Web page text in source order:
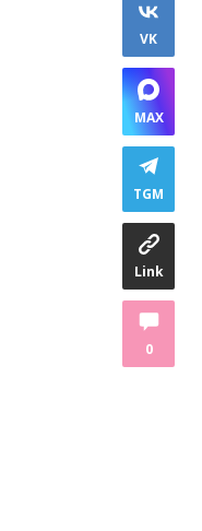
VK
MAX
TGM
Link
0